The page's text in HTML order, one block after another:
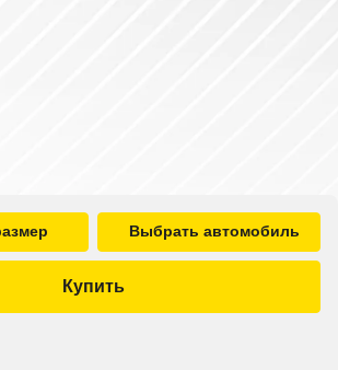
Выбрать автомобиль
Купить